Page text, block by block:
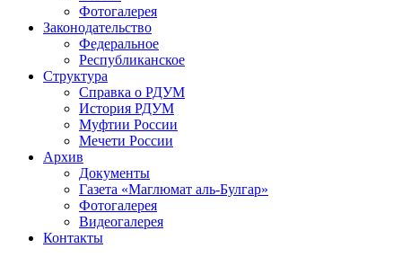
Фотогалерея
Законодательство
Федеральное
Республиканское
Структура
Справка о РДУМ
История РДУМ
Муфтии России
Мечети России
Архив
Документы
Газета «Маглюмат аль-Булгар»
Фотогалерея
Видеогалерея
Контакты